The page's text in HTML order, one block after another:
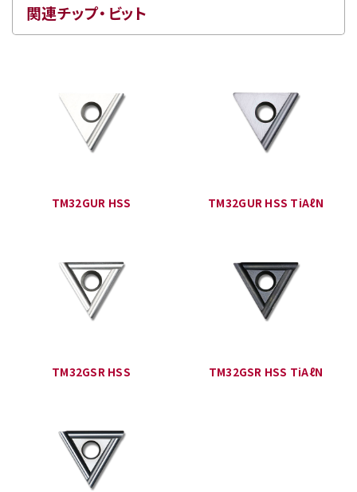
関連チップ・ビット
TM32GUR HSS TM32GUR HSS TiAℓN
TM32GSR HSS TM32GSR HSS TiAℓN